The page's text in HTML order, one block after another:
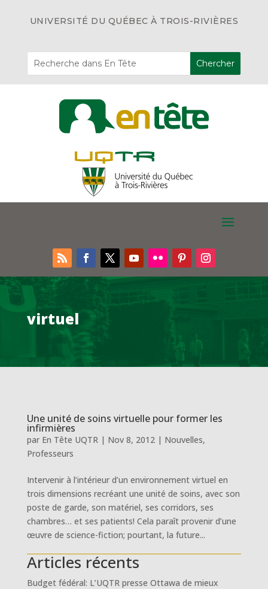
UNIVERSITÉ DU QUÉBEC À TROIS-RIVIÈRES
virtuel
Une unité de soins virtuelle pour former les
infirmières
par En Tête UQTR| Nov 8, 2012| Nouvelles,
Professeurs
Intervenir à l’intérieur d’un environnement virtuel en
trois dimensions recréant une unité de soins, avec son
poste de garde, son matériel, ses corridors, ses
chambres… et ses patients! Cela paraît provenir d’une
œuvre de science-fiction; pourtant, la future...
Articles récents
Budget fédéral: L’UQTR presse Ottawa de mieux